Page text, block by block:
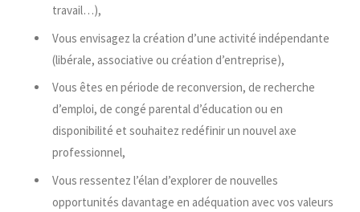
travail…),
Vous envisagez la création d’une activité indépendante
(libérale, associative ou création d’entreprise),
Vous êtes en période de reconversion, de recherche
d’emploi, de congé parental d’éducation ou en
disponibilité et souhaitez redéfinir un nouvel axe
professionnel,
Vous ressentez l’élan d’explorer de nouvelles
opportunités davantage en adéquation avec vos valeurs